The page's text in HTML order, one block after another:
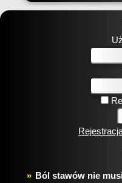
Ból stawów nie